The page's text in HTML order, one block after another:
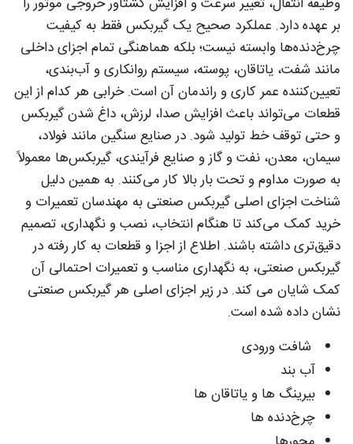
بر عهده دارد. عملکرد صحیح یک گیربکس فقط به کیفیت
چرخ‌دنده‌ها وابسته نیست؛ بلکه هماهنگی تمام اجزای داخلی
مانند شفت، یاتاقان، پوسته، سیستم روانکاری و آب‌بندی،
تعیین‌کننده عمر کاری و راندمان آن است. خرابی هر کدام از این
قطعات می‌تواند باعث افزایش صدا، لرزش، داغ شدن گیربکس
و حتی توقف خط تولید شود. در صنایع سنگین مانند فولاد،
سیمان، معدن، نفت و گاز و صنایع فرآیندی، گیربکس‌ها معمولاً
به صورت مداوم و تحت بار بالا کار می‌کنند. به همین دلیل
شناخت اجزای اصلی گیربکس صنعتی به مهندسان تعمیرات و
خرید کمک می‌کند تا هنگام انتخاب، نصب و نگهداری، تصمیم
دقیق‌تری داشته باشند. اطلاع از اجزا و قطعات به کار رفته در
گیربکس صنعتی، به نگهداری مناسب و تعمیرات احتمالی آن
کمک شایان می کند. در زیر اجزای اصلی هر گیربکس صنعتی
نشان داده شده است.
شافت ورودی
آب بند
بیرینگ ها و یاتاقان ها
چرخ‌دنده ها